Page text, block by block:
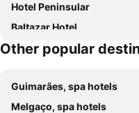
Hotel Peninsular
Baltazar Hotel
Aquafalls Nature Hotel
Other popular
Guimarães, spa hotels
Melgaço, spa hotels